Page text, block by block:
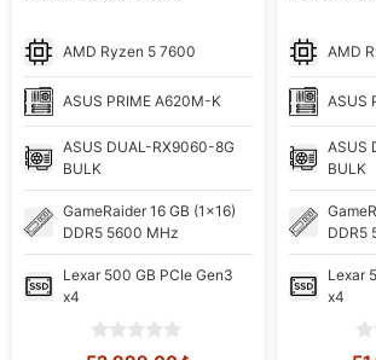
AMD Ryzen 5 7600
ASUS PRIME A620M-K
ASUS DUAL-RX9060-8G
BULK
GameRaider 16 GB (1x16)
DDR5 5600 MHz
Lexar 500 GB PCIe Gen3
x4
0
AMD
ASUS
ASUS
BULK
DDR5
Lexar
x4
0